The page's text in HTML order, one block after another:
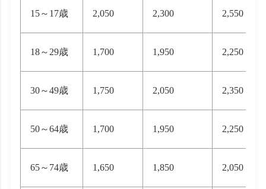
15～17歳 2,050 2,300 2,550
18～29歳 1,700 1,950 2,250
30～49歳 1,750 2,050 2,350
50～64歳 1,700 1,950 2,250
65～74歳 1,650 1,850 2,050